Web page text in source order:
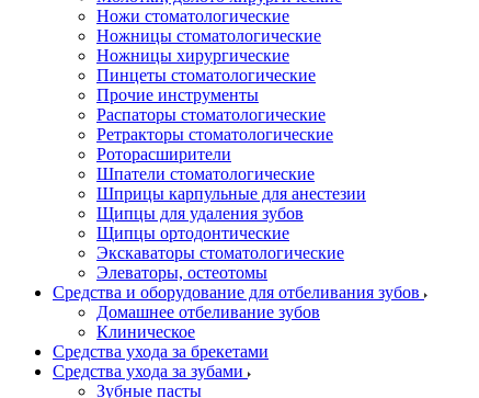
Ножи стоматологические
Ножницы стоматологические
Ножницы хирургические
Пинцеты стоматологические
Прочие инструменты
Распаторы стоматологические
Ретракторы стоматологические
Роторасширители
Шпатели стоматологические
Шприцы карпульные для анестезии
Щипцы для удаления зубов
Щипцы ортодонтические
Экскаваторы стоматологические
Элеваторы, остеотомы
Средства и оборудование для отбеливания зубов
Домашнее отбеливание зубов
Клиническое
Средства ухода за брекетами
Средства ухода за зубами
Зубные пасты